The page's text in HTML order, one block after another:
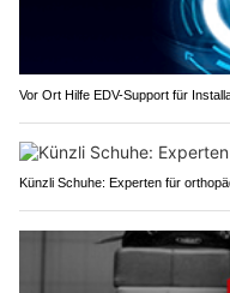
Vor Ort Hilfe EDV-Support für
Künzli Schuhe: Experten für